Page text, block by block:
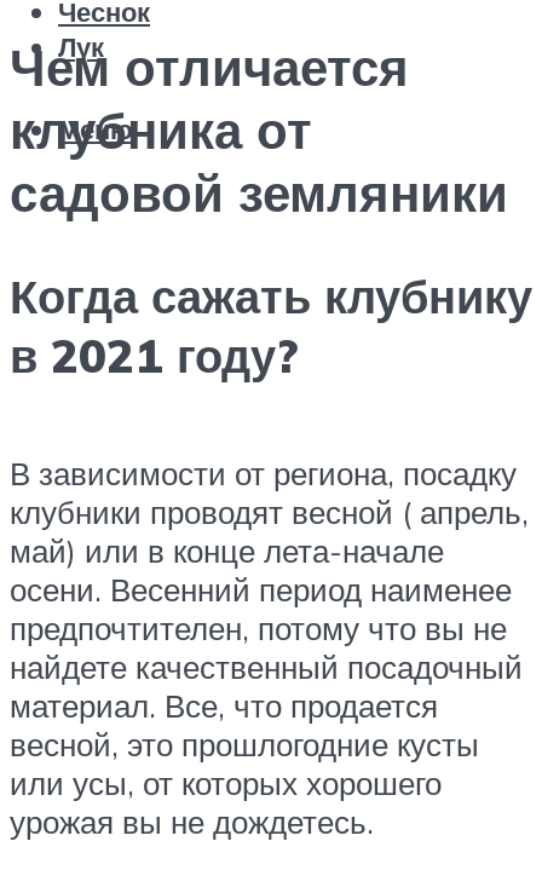
Чеснок
Лук
Меню
Чем отличается
клубника от
садовой земляники
Когда сажать клубнику
в 2021 году?
В зависимости от региона, посадку
клубники проводят весной ( апрель,
май) или в конце лета-начале
осени. Весенний период наименее
предпочтителен, потому что вы не
найдете качественный посадочный
материал. Все, что продается
весной, это прошлогодние кусты
или усы, от которых хорошего
урожая вы не дождетесь.